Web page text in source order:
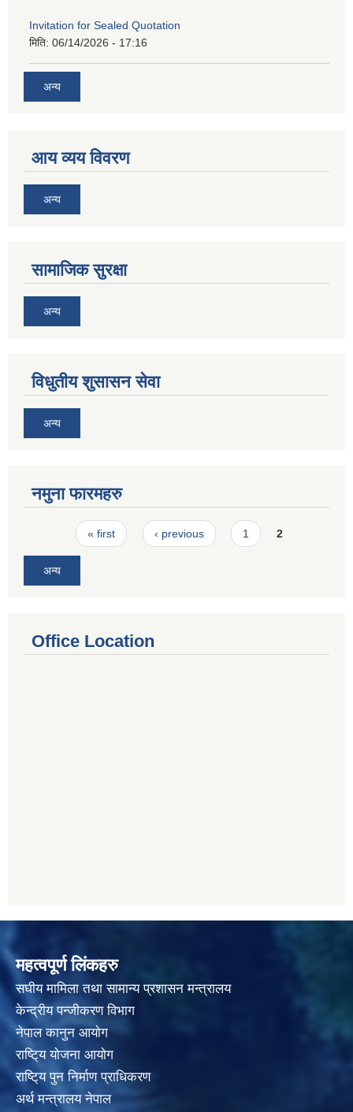
Invitation for Sealed Quotation
मिति: 06/14/2026 - 17:16
अन्य
आय व्यय विवरण
अन्य
सामाजिक सुरक्षा
अन्य
विधुतीय शुसासन सेवा
अन्य
नमुना फारमहरु
Pages« first ‹ previous 1 2
अन्य
Office Location
महत्वपूर्ण लिंकहरु
स‌घीय मामिला तथा सामान्य प्रशासन मन्त्रालय
केन्द्रीय पन्जीकरण विभाग
नेपाल कानुन आयाेग
राष्टि्य याेजना आयाेग
राष्टि्य पुन निर्माण प्राधिकरण
अर्थ मन्त्रालय नेपाल